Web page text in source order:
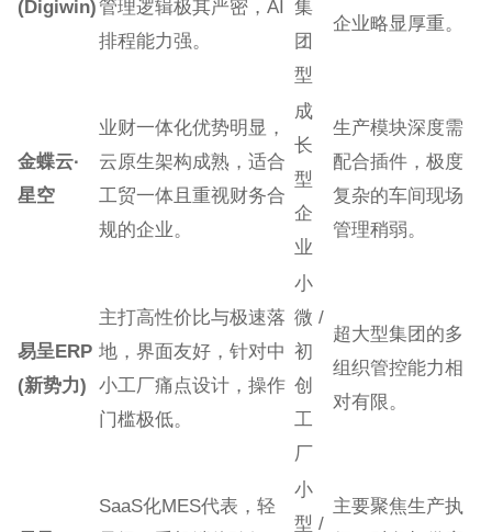
(Digiwin)管理逻辑极其严密，AI
排程能力强。
集
团
型
企业略显厚重。
金蝶云·
星空
业财一体化优势明显，
云原生架构成熟，适合
工贸一体且重视财务合
规的企业。
成
长
型
企
业
生产模块深度需
配合插件，极度
复杂的车间现场
管理稍弱。
易呈ERP
(新势力)
主打高性价比与极速落
地，界面友好，针对中
小工厂痛点设计，操作
门槛极低。
小
微 /
初
创
工
厂
超大型集团的多
组织管控能力相
对有限。
SaaS化MES代表，轻
小
型 /
主要聚焦生产执